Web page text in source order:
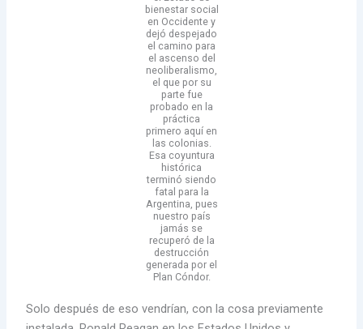
bienestar social
en Occidente y
dejó despejado
el camino para
el ascenso del
neoliberalismo,
el que por su
parte fue
probado en la
práctica
primero aquí en
las colonias.
Esa coyuntura
histórica
terminó siendo
fatal para la
Argentina, pues
nuestro país
jamás se
recuperó de la
destrucción
generada por el
Plan Cóndor.
Solo después de eso vendrían, con la cosa previamente